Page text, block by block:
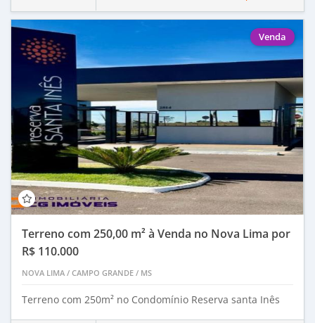
Venda
Terreno com 250,00 m² à Venda no Nova Lima por
R$ 110.000
NOVA LIMA / CAMPO GRANDE / MS
Terreno com 250m² no Condomínio Reserva santa Inês